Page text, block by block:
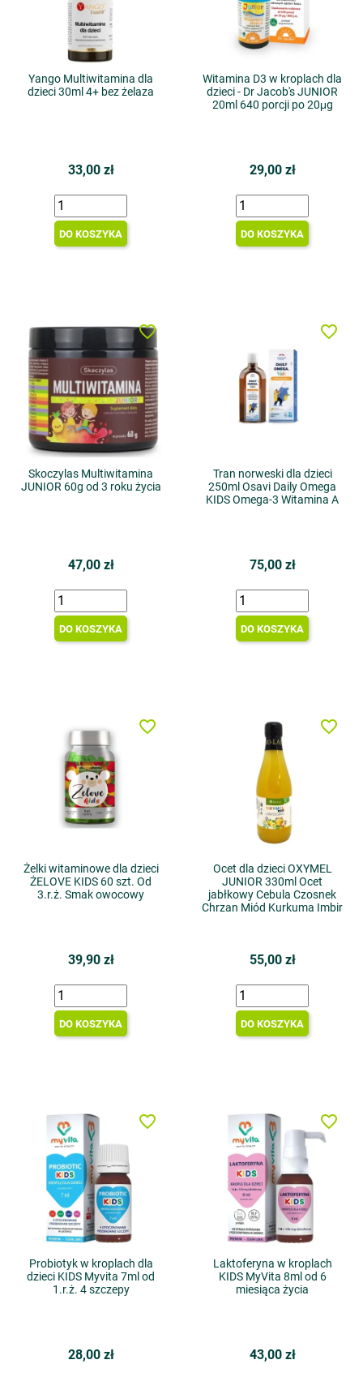
Yango Multiwitamina dla
dzieci 30ml 4+ bez żelaza
33,00 zł
DO KOSZYKA
Witamina D3 w kroplach dla
dzieci - Dr Jacob's JUNIOR
20ml 640 porcji po 20μg
29,00 zł
DO KOSZYKA
Skoczylas Multiwitamina
JUNIOR 60g od 3 roku życia
47,00 zł
DO KOSZYKA
favorite_border
Tran norweski dla dzieci
250ml Osavi Daily Omega
KIDS Omega-3 Witamina A
75,00 zł
DO KOSZYKA
favorite_border
Żelki witaminowe dla dzieci
ŻELOVE KIDS 60 szt. Od
3.r.ż. Smak owocowy
39,90 zł
DO KOSZYKA
favorite_border
Ocet dla dzieci OXYMEL
JUNIOR 330ml Ocet
jabłkowy Cebula Czosnek
Chrzan Miód Kurkuma Imbir
55,00 zł
DO KOSZYKA
favorite_border
Probiotyk w kroplach dla
dzieci KIDS Myvita 7ml od
1.r.ż. 4 szczepy
28,00 zł
favorite_border
Laktoferyna w kroplach
KIDS MyVita 8ml od 6
miesiąca życia
43,00 zł
favorite_border